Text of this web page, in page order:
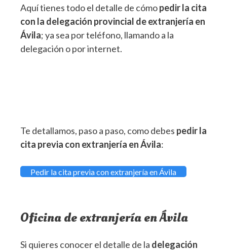
Aquí tienes todo el detalle de cómopedir la cita
con la delegación provincial de extranjería en
Ávila; ya sea por teléfono, llamando a la
delegación o por internet.
Te detallamos, paso a paso, como debes pedir la
cita previa con extranjería en Ávila:
Pedir la cita previa con extranjería en Ávila
Oficina de extranjería en Ávila
Si quieres conocer el detalle de la delegación